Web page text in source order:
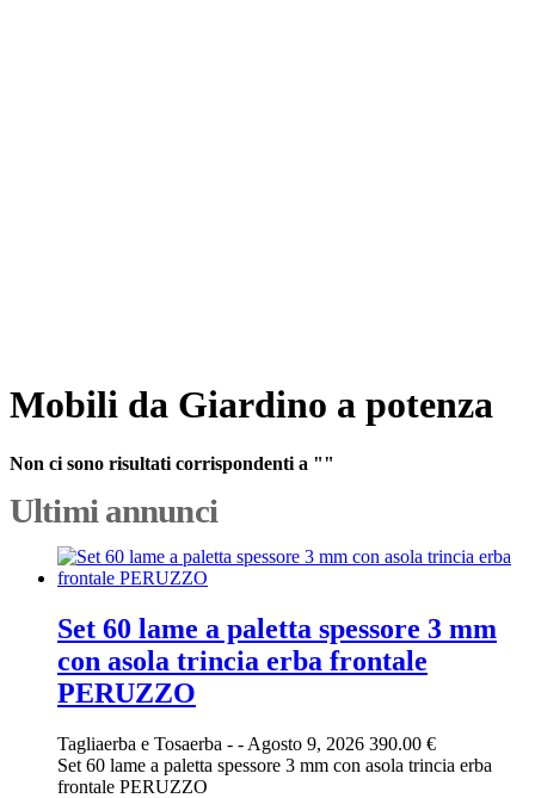
Mobili da Giardino a potenza
Non ci sono risultati corrispondenti a ""
Ultimi annunci
Set 60 lame a paletta spessore 3 mm
con asola trincia erba frontale
PERUZZO
Tagliaerba e Tosaerba - - Agosto 9, 2026 390.00 €
Set 60 lame a paletta spessore 3 mm con asola trincia erba
frontale PERUZZO